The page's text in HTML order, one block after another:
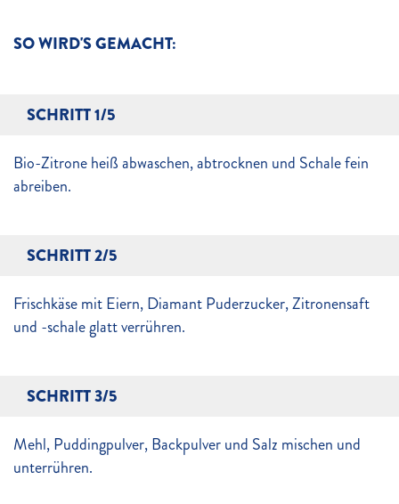
SO WIRD'S GEMACHT:
SCHRITT 1/5
Bio-Zitrone heiß abwaschen, abtrocknen und Schale fein
abreiben.
SCHRITT 2/5
Frischkäse mit Eiern, Diamant Puderzucker, Zitronensaft
und -schale glatt verrühren.
SCHRITT 3/5
Mehl, Puddingpulver, Backpulver und Salz mischen und
unterrühren.